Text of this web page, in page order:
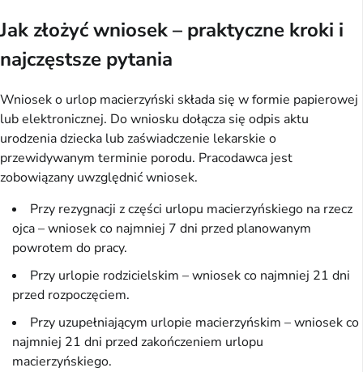
Jak złożyć wniosek – praktyczne kroki i
najczęstsze pytania
Wniosek o urlop macierzyński składa się w formie papierowej
lub elektronicznej. Do wniosku dołącza się odpis aktu
urodzenia dziecka lub zaświadczenie lekarskie o
przewidywanym terminie porodu. Pracodawca jest
zobowiązany uwzględnić wniosek.
Przy rezygnacji z części urlopu macierzyńskiego na rzecz
ojca – wniosek co najmniej 7 dni przed planowanym
powrotem do pracy.
Przy urlopie rodzicielskim – wniosek co najmniej 21 dni
przed rozpoczęciem.
Przy uzupełniającym urlopie macierzyńskim – wniosek co
najmniej 21 dni przed zakończeniem urlopu
macierzyńskiego.